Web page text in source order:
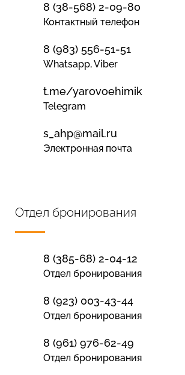
8 (38-568) 2-09-80
Контактный телефон
8 (983) 556-51-51
Whatsapp, Viber
t.me/yarovoehimik
Telegram
s_ahp@mail.ru
Электронная почта
Отдел бронирования
8 (385-68) 2-04-12
Отдел бронирования
8 (923) 003-43-44
Отдел бронирования
8 (961) 976-62-49
Отдел бронирования